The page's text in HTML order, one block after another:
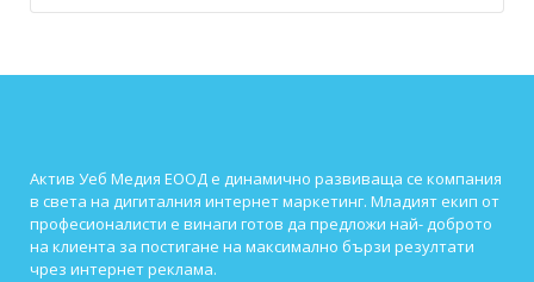
Актив Уеб Медия ЕООД е динамично развиваща се компания
в света на дигиталния интернет маркетинг. Младият екип от
професионалисти е винаги готов да предложи най- доброто
на клиента за постигане на максимално бързи резултати
чрез интернет реклама.